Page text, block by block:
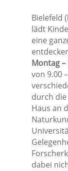
Bielefeld
lädt
eine
Montag –
von 9.00
durch
Haus an
dabei